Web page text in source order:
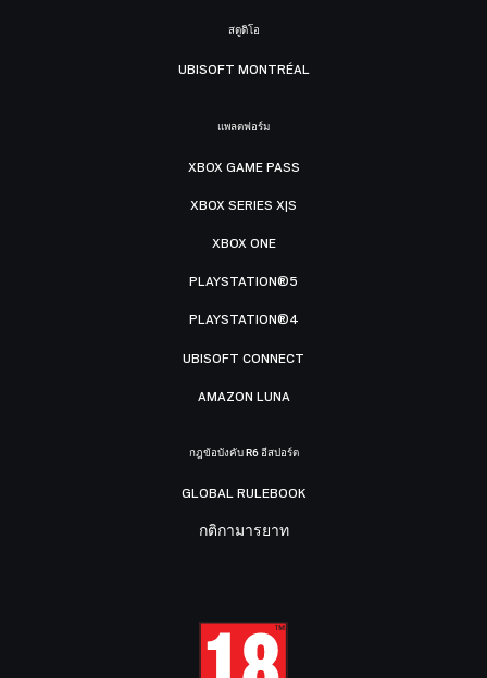
สตูดิโอ
UBISOFT MONTRÉAL
แพลตฟอร์ม
XBOX GAME PASS
XBOX SERIES X|S
XBOX ONE
PLAYSTATION®5
PLAYSTATION®4
UBISOFT CONNECT
AMAZON LUNA
กฎข้อบังคับ R6 อีสปอร์ต
GLOBAL RULEBOOK
กติกามารยาท